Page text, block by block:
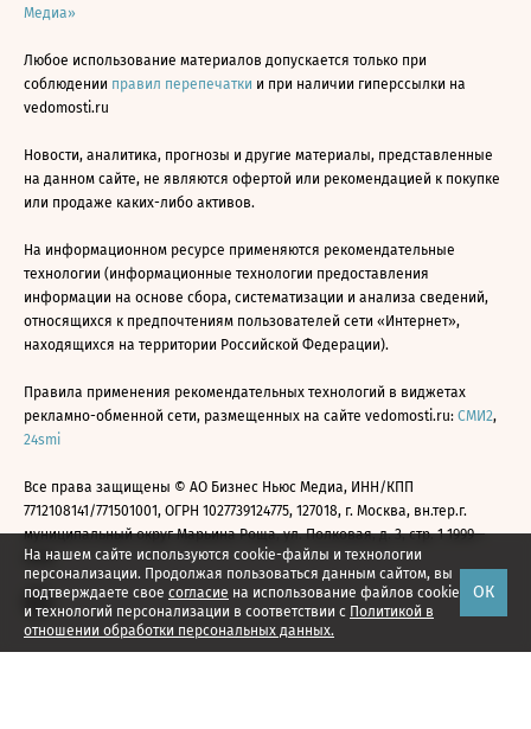
На нашем сайте используются cookie-файлы и технологии
персонализации. Продолжая пользоваться данным сайтом, вы
подтверждаете свое согласие на использование файлов cookie
и технологий персонализации в соответствии с Политикой в
отношении обработки персональных данных.
ОК
Медиа»
Любое использование материалов допускается только при
соблюдении правил перепечатки и при наличии гиперссылки на
vedomosti.ru
Новости, аналитика, прогнозы и другие материалы, представленные
на данном сайте, не являются офертой или рекомендацией к покупке
или продаже каких-либо активов.
На информационном ресурсе применяются рекомендательные
технологии (информационные технологии предоставления
информации на основе сбора, систематизации и анализа сведений,
относящихся к предпочтениям пользователей сети «Интернет»,
находящихся на территории Российской Федерации).
Правила применения рекомендательных технологий в виджетах
рекламно-обменной сети, размещенных на сайте vedomosti.ru: СМИ2,
24smi
Все права защищены © АО Бизнес Ньюс Медиа, ИНН/КПП
7712108141/771501001, ОГРН 1027739124775, 127018, г. Москва, вн.тер.г.
муниципальный округ Марьина Роща, ул. Полковая, д. 3, стр. 1 1999—
2026